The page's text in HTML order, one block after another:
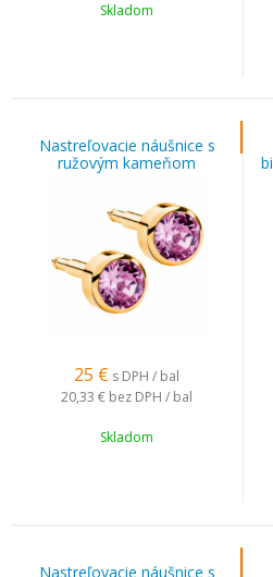
Skladom
Nastreľovacie náušnice s
ružovým kameňom
pozlátené
25 € s DPH / bal
20,33 € bez DPH / bal
Skladom
Nastreľovacie náušnice s